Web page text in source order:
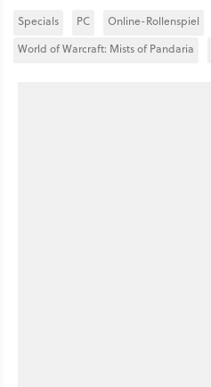
Specials PC Online-Rollenspiel
World of Warcraft: Mists of Pandaria